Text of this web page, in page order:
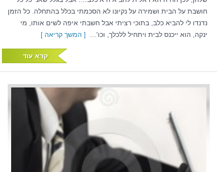
חושבת על הבית ושמירה על נקיונו לא הסכמתי בכלל בהתחלה. כל הזמן
נדנדו לי להביא כלב, בתוכי רציתי אבל חשבתי איפה לשים אותו, מי
ינקה, הוא ייכנס לבית ויתחיל ללכלך, וכו'…
[ המשך קריאה ]
קרא עוד